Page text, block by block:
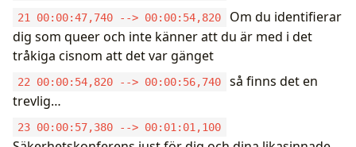
21 00:00:47,740 --> 00:00:54,820
Om du identifierar
dig som queer och inte känner att du är med i det
tråkiga cisnom att det var gänget
22 00:00:54,820 --> 00:00:56,740
så finns det en
trevlig…
23 00:00:57,380 --> 00:01:01,100